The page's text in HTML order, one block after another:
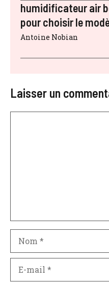
humidificateur air
pour choisir le
Antoine Nobian
Laisser un
mail